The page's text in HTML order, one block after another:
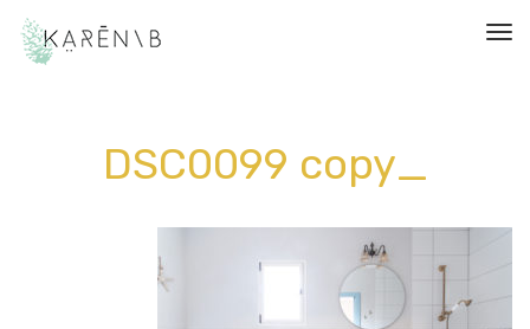
תפריט
_DSC0099 copy